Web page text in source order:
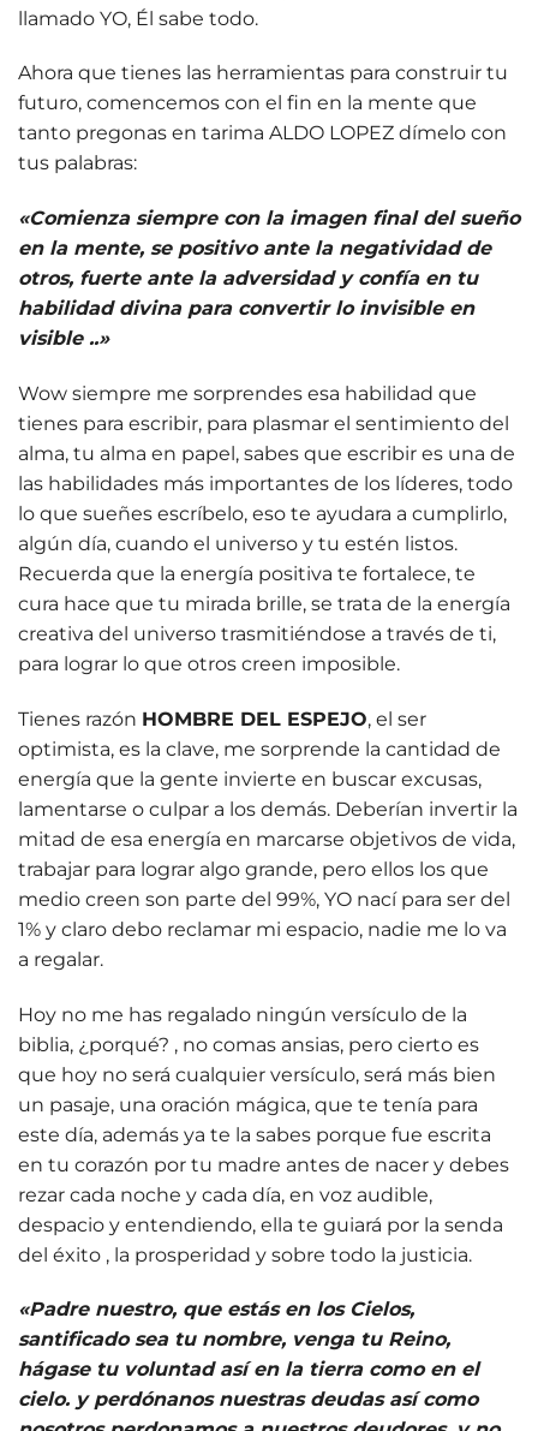
llamado YO, Él sabe todo.
Ahora que tienes las herramientas para construir tu
futuro, comencemos con el fin en la mente que
tanto pregonas en tarima ALDO LOPEZ dímelo con
tus palabras:
«Comienza siempre con la imagen final del sueño
en la mente, se positivo ante la negatividad de
otros, fuerte ante la adversidad y confía en tu
habilidad divina para convertir lo invisible en
visible ..»
Wow siempre me sorprendes esa habilidad que
tienes para escribir, para plasmar el sentimiento del
alma, tu alma en papel, sabes que escribir es una de
las habilidades más importantes de los líderes, todo
lo que sueñes escríbelo, eso te ayudara a cumplirlo,
algún día, cuando el universo y tu estén listos.
Recuerda que la energía positiva te fortalece, te
cura hace que tu mirada brille, se trata de la energía
creativa del universo trasmitiéndose a través de ti,
para lograr lo que otros creen imposible.
Tienes razón HOMBRE DEL ESPEJO, el ser
optimista, es la clave, me sorprende la cantidad de
energía que la gente invierte en buscar excusas,
lamentarse o culpar a los demás. Deberían invertir la
mitad de esa energía en marcarse objetivos de vida,
trabajar para lograr algo grande, pero ellos los que
medio creen son parte del 99%, YO nací para ser del
1% y claro debo reclamar mi espacio, nadie me lo va
a regalar.
Hoy no me has regalado ningún versículo de la
biblia, ¿porqué? , no comas ansias, pero cierto es
que hoy no será cualquier versículo, será más bien
un pasaje, una oración mágica, que te tenía para
este día, además ya te la sabes porque fue escrita
en tu corazón por tu madre antes de nacer y debes
rezar cada noche y cada día, en voz audible,
despacio y entendiendo, ella te guiará por la senda
del éxito , la prosperidad y sobre todo la justicia.
«Padre nuestro, que estás en los Cielos,
santificado sea tu nombre, venga tu Reino,
hágase tu voluntad así en la tierra como en el
cielo. y perdónanos nuestras deudas así como